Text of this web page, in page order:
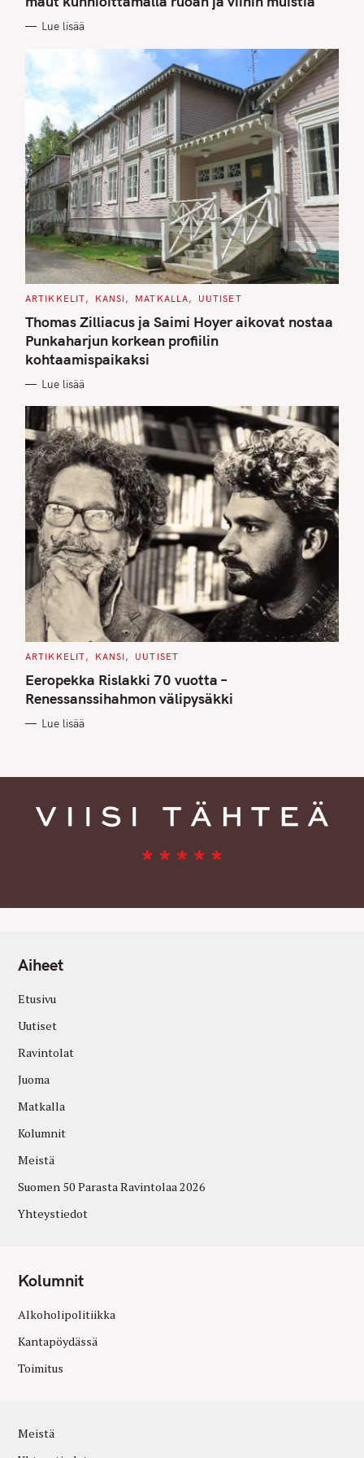
O
I
Lue lisää
C
T
E
G
O
R
I
S
ARTIKKELIT KANSI MATKALLA UUTISET
Thomas Zilliacus ja Saimi Hoyer aikovat nostaa
Punkaharjun korkean profiilin
kohtaamispaikaksi
Lue lisää
C
T
E
G
O
I
ARTIKKELIT KANSI UUTISET
Eeropekka Rislakki 70 vuotta –
Renessanssihahmon välipysäkki
Lue lisää
Aiheet
Etusivu
Uutiset
Ravintolat
Juoma
Matkalla
Kolumnit
Meistä
Suomen 50 Parasta Ravintolaa 2026
Yhteystiedot
Kolumnit
Alkoholipolitiikka
Kantapöydässä
Toimitus
Meistä